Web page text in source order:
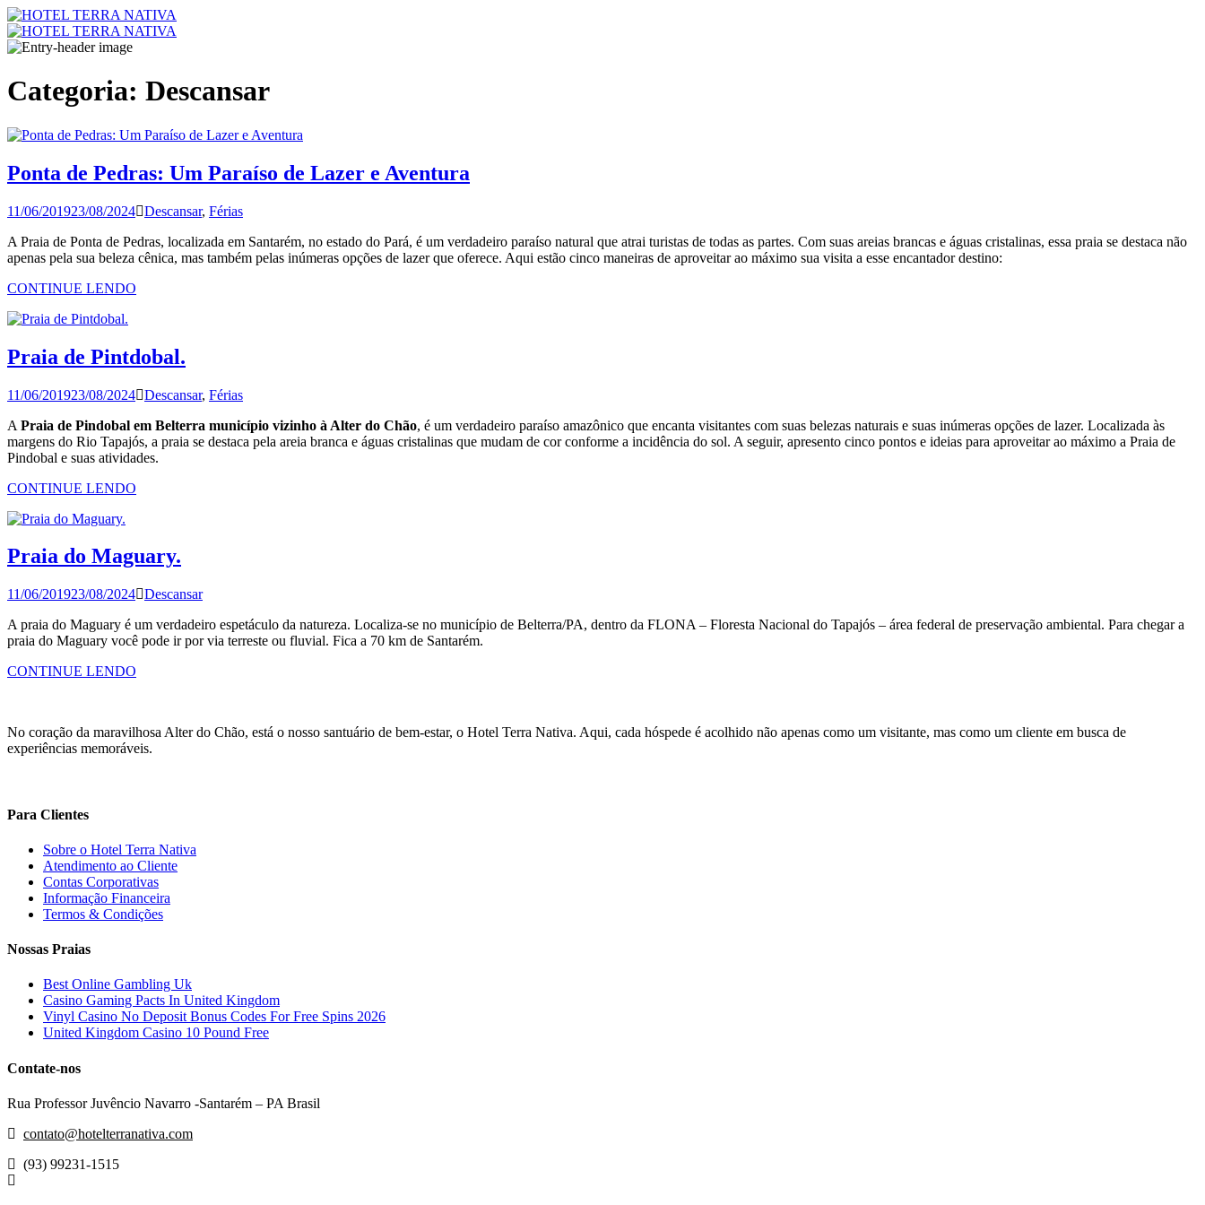
Skip
to
content
Categoria: Descansar
Ponta de Pedras: Um Paraíso de Lazer e Aventura
11/06/201923/08/2024 Descansar, Férias
A Praia de Ponta de Pedras, localizada em Santarém, no estado do Pará, é um verdadeiro paraíso natural que atrai turistas de todas as partes. Com suas areias brancas e águas cristalinas, essa praia se destaca não
apenas pela sua beleza cênica, mas também pelas inúmeras opções de lazer que oferece. Aqui estão cinco maneiras de aproveitar ao máximo sua visita a esse encantador destino:
CONTINUE LENDO
Praia de Pintdobal.
11/06/201923/08/2024 Descansar, Férias
A Praia de Pindobal em Belterra município vizinho à Alter do Chão, é um verdadeiro paraíso amazônico que encanta visitantes com suas belezas naturais e suas inúmeras opções de lazer. Localizada às
margens do Rio Tapajós, a praia se destaca pela areia branca e águas cristalinas que mudam de cor conforme a incidência do sol. A seguir, apresento cinco pontos e ideias para aproveitar ao máximo a Praia de
Pindobal e suas atividades.
CONTINUE LENDO
Praia do Maguary.
11/06/201923/08/2024 Descansar
A praia do Maguary é um verdadeiro espetáculo da natureza. Localiza-se no município de Belterra/PA, dentro da FLONA – Floresta Nacional do Tapajós – área federal de preservação ambiental. Para chegar a
praia do Maguary você pode ir por via terreste ou fluvial. Fica a 70 km de Santarém.
CONTINUE LENDO
No coração da maravilhosa Alter do Chão, está o nosso santuário de bem-estar, o Hotel Terra Nativa. Aqui, cada hóspede é acolhido não apenas como um visitante, mas como um cliente em busca de
experiências memoráveis.
Para Clientes
Sobre o Hotel Terra Nativa
Atendimento ao Cliente
Contas Corporativas
Informação Financeira
Termos & Condições
Nossas Praias
Best Online Gambling Uk
Casino Gaming Pacts In United Kingdom
Vinyl Casino No Deposit Bonus Codes For Free Spins 2026
United Kingdom Casino 10 Pound Free
Contate-nos
Rua Professor Juvêncio Navarro -Santarém – PA Brasil
contato@hotelterranativa.com
(93) 99231-1515